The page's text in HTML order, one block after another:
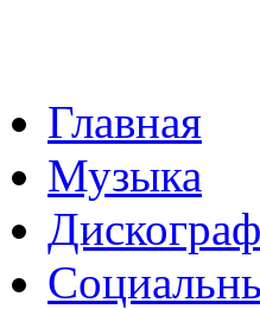
Главная
Музыка